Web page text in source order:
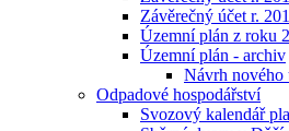
Závěrečný účet r.
Územní plán z roku
Územní plán - archiv
Návrh nového
Odpadové hospodářství
Svozový kalendář